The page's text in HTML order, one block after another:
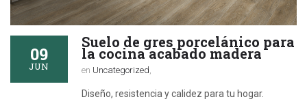
09
JUN
Suelo de gres porcelánico para
la cocina acabado madera
en Uncategorized,
Diseño, resistencia y calidez para tu hogar.